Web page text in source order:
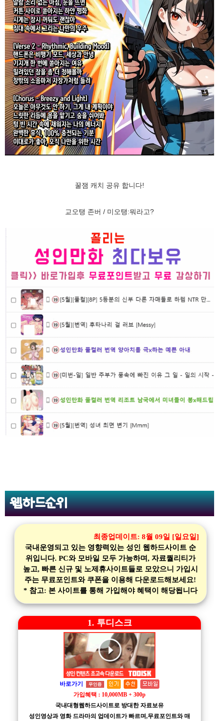
꿀잼 캐치 공유 합니다!
교오탱 존버 / 미오탱:뭐라고?
웹하드순위
최종업데이트: 8월 09일 [일요일]
국내운영되고 있는 영향력있는 성인 웹하드사이트 순
위입니다. PC와 모바일 모두 가능하며, 자료퀄리티가
높고, 빠른 신규 및 노제휴사이트들로 모았으니 가입시
주는 무료포인트와 쿠폰을 이용해 다운로드해보세요!
* 참고: 본 사이트를 통해 가입해야 혜택이 해당됩니다
1. 투디스크
바로가기 무인증
가입혜택 : 10,000MB + 300p
국내대형웹하드사이트로 방대한 자료보유
성인영상과 영화 드라마의 업데이트가 빠르며,무료포인트와 매